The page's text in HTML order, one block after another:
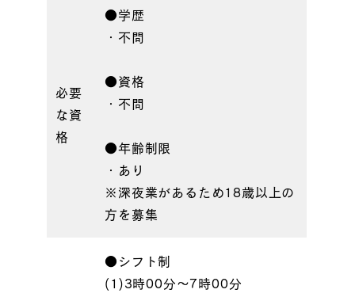
必要
な資
格
●学歴
・不問
●資格
・不問
●年齢制限
・あり
※深夜業があるため18歳以上の
方を募集
●シフト制
(1)3時00分〜7時00分